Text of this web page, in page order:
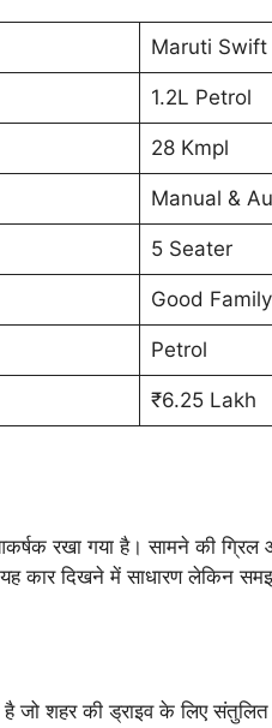
Maruti Swift
1.2L Petrol
28 Kmpl
Manual &
5 Seater
Good
Petrol
₹6.25 Lakh
रखा गया है। सामने की
कार दिखने में साधारण लेकिन
जो शहर की ड्राइव के लिए